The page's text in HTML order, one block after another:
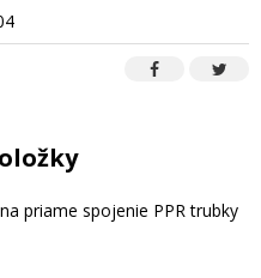
priame spojenie PPR trubky